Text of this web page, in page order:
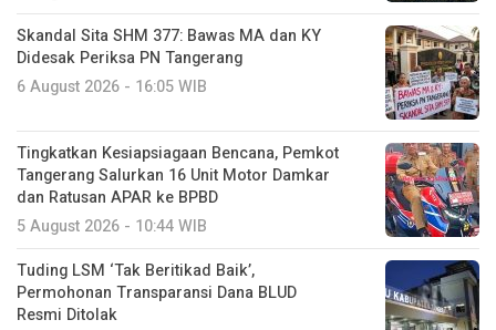
Skandal Sita SHM 377: Bawas MA dan KY
Didesak Periksa PN Tangerang
6 August 2026 - 16:05 WIB
Tingkatkan Kesiapsiagaan Bencana, Pemkot
Tangerang Salurkan 16 Unit Motor Damkar
dan Ratusan APAR ke BPBD
5 August 2026 - 10:44 WIB
Tuding LSM ‘Tak Beritikad Baik’,
Permohonan Transparansi Dana BLUD
Resmi Ditolak